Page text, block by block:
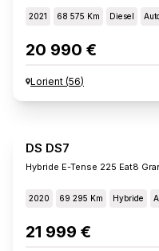
2021 68 575 Km Diesel
20 990 €
Lorient (56)
DS DS7
Hybride E-Tense 225 Eat8
2020 69 295 Km Hybride
21 999 €